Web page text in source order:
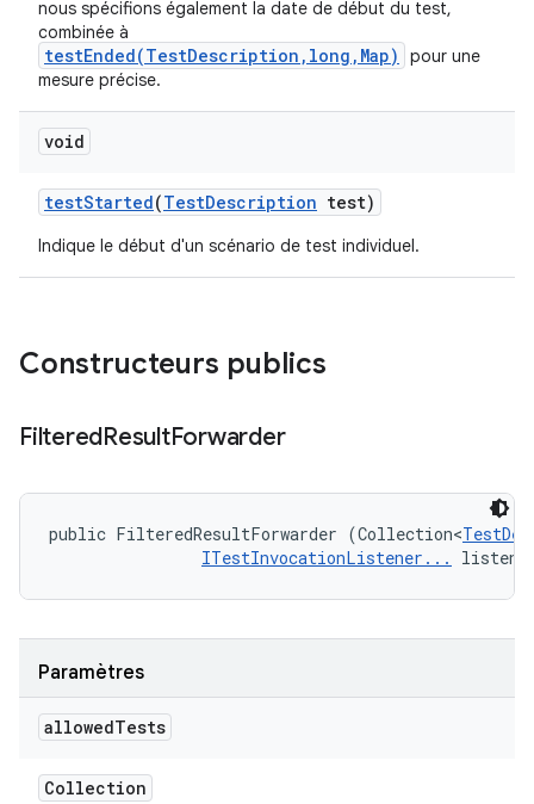
nous spécifions également la date de début du test,
combinée à
testEnded(TestDescription,long,Map)
pour une
mesure précise.
void
testStarted(TestDescription test)
Indique le début d'un scénario de test individuel.
Constructeurs publics
FilteredResultForwarder
public FilteredResultForwarder (Collection<
ITestInvocationListener...
Paramètres
allowedTests
Collection